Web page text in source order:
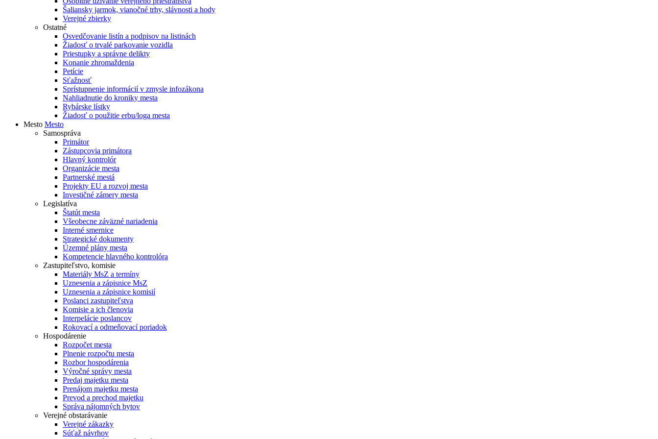
Šaliansky jarmok, vianočné trhy, slávnosti a hody
Verejné zbierky
Ostatné
Osvedčovanie listín a podpisov na listinách
Žiadosť o trvalé parkovanie vozidla
Priestupky a správne delikty
Konanie zhromaždenia
Petície
Sťažnosť
Sprístupnenie informácií v zmysle infozákona
Nahliadnutie do kroniky mesta
Rybárske lístky
Žiadosť o použitie erbu/loga mesta
Mesto Mesto
Samospráva
Primátor
Zástupcovia primátora
Hlavný kontrolór
Organizácie mesta
Partnerské mestá
Projekty EU a rozvoj mesta
Investičné zámery mesta
Legislatíva
Štatút mesta
Všeobecne záväzné nariadenia
Interné smernice
Strategické dokumenty
Územné plány mesta
Kompetencie hlavného kontrolóra
Zastupiteľstvo, komisie
Materiály MsZ a termíny
Uznesenia a zápisnice MsZ
Uznesenia a zápisnice komisií
Poslanci zastupiteľstva
Komisie a ich členovia
Interpelácie poslancov
Rokovací a odmeňovací poriadok
Hospodárenie
Rozpočet mesta
Plnenie rozpočtu mesta
Rozbor hospodárenia
Výročné správy mesta
Predaj majetku mesta
Prenájom majetku mesta
Prevod a prechod majetku
Správa nájomných bytov
Verejné obstarávanie
Verejné zákazky
Súťaž návrhov